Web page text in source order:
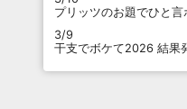
プリッツのお題でひと
3/9
干支でボケて2026 結果